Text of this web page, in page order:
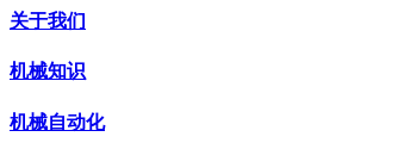
关于我们
机械知识
机械自动化